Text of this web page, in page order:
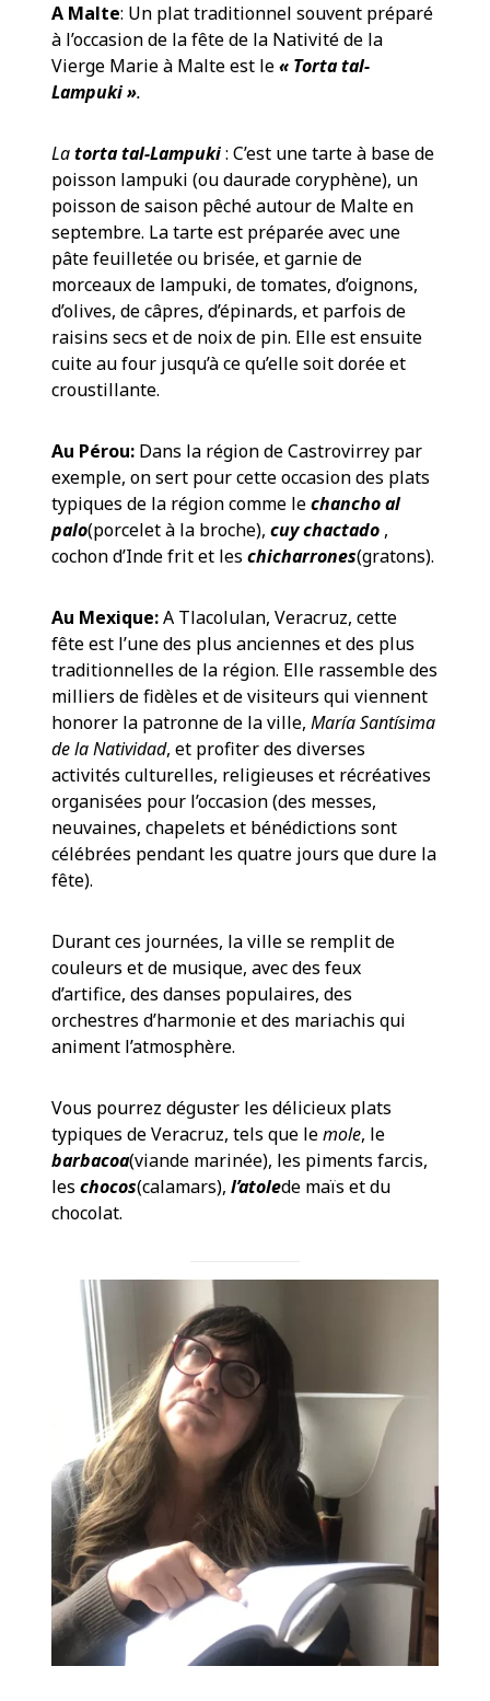
A Malte: Un plat traditionnel souvent préparé
à l’occasion de la fête de la Nativité de la
Vierge Marie à Malte est le« Torta tal-
Lampuki ».
Latorta tal-Lampuki: C’est une tarte à base de
poisson lampuki (ou daurade coryphène), un
poisson de saison pêché autour de Malte en
septembre. La tarte est préparée avec une
pâte feuilletée ou brisée, et garnie de
morceaux de lampuki, de tomates, d’oignons,
d’olives, de câpres, d’épinards, et parfois de
raisins secs et de noix de pin. Elle est ensuite
cuite au four jusqu’à ce qu’elle soit dorée et
croustillante.
Au Pérou: Dans la région de Castrovirrey par
exemple, on sert pour cette occasion des plats
typiques de la région comme lechancho al
palo(porcelet à la broche), cuy chactado ,
cochon d’Inde frit et leschicharrones(gratons).
Au Mexique:A Tlacolulan, Veracruz, cette
fête est l’une des plus anciennes et des plus
traditionnelles de la région. Elle rassemble des
milliers de fidèles et de visiteurs qui viennent
honorer la patronne de la ville,María Santísima
de la Natividad, et profiter des diverses
activités culturelles, religieuses et récréatives
organisées pour l’occasion (des messes,
neuvaines, chapelets et bénédictions sont
célébrées pendant les quatre jours que dure la
fête).
Durant ces journées, la ville se remplit de
couleurs et de musique, avec des feux
d’artifice, des danses populaires, des
orchestres d’harmonie et des mariachis qui
animent l’atmosphère.
Vous pourrez déguster les délicieux plats
typiques de Veracruz, tels que lemole, le
barbacoa(viande marinée), les piments farcis,
leschocos(calamars),l’atolede maïs et du
chocolat.